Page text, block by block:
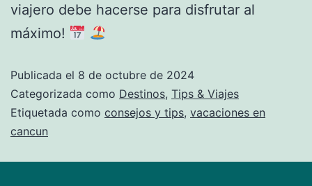
viajero debe hacerse para disfrutar al
máximo!
Publicada el 8 de octubre de 2024
Categorizada como Destinos, Tips & Viajes
Etiquetada como consejos y tips, vacaciones en
cancun